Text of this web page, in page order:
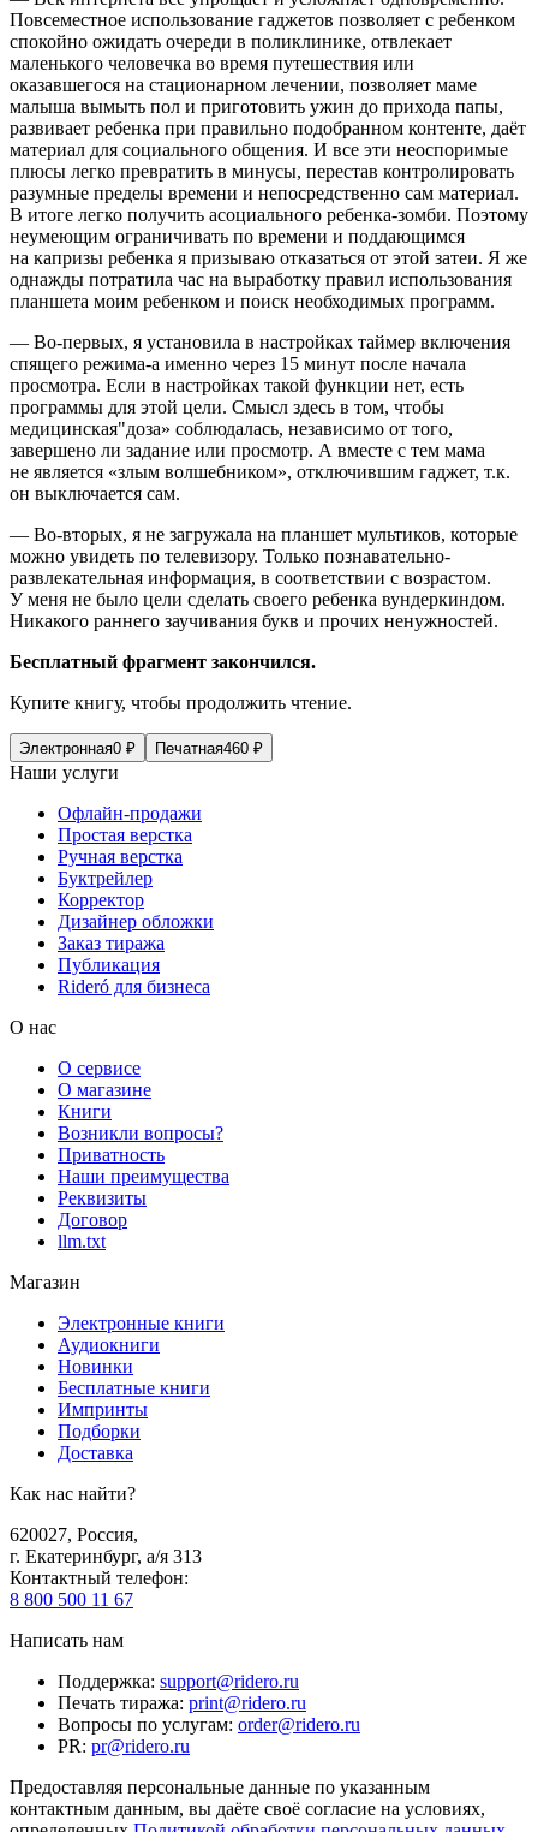
Повсеместное использование гаджетов позволяет с ребенком
спокойно ожидать очереди в поликлинике, отвлекает
маленького человечка во время путешествия или
оказавшегося на стационарном лечении, позволяет маме
малыша вымыть пол и приготовить ужин до прихода папы,
развивает ребенка при правильно подобранном контенте, даёт
материал для социального общения. И все эти неоспоримые
плюсы легко превратить в минусы, перестав контролировать
разумные пределы времени и непосредственно сам материал.
В итоге легко получить асоциального ребенка-зомби. Поэтому
неумеющим ограничивать по времени и поддающимся
на капризы ребенка я призываю отказаться от этой затеи. Я же
однажды потратила час на выработку правил использования
планшета моим ребенком и поиск необходимых программ.
— Во-первых, я установила в настройках таймер включения
спящего режима-а именно через 15 минут после начала
просмотра. Если в настройках такой функции нет, есть
программы для этой цели. Смысл здесь в том, чтобы
медицинская"доза» соблюдалась, независимо от того,
завершено ли задание или просмотр. А вместе с тем мама
не является «злым волшебником», отключившим гаджет, т.к.
он выключается сам.
— Во-вторых, я не загружала на планшет мультиков, которые
можно увидеть по телевизору. Только познавательно-
развлекательная информация, в соответствии с возрастом.
У меня не было цели сделать своего ребенка вундеркиндом.
Никакого раннего заучивания букв и прочих ненужностей.
Бесплатный фрагмент закончился.
Купите книгу, чтобы продолжить чтение.
Электронная0 ₽ Печатная460 ₽
Наши услуги
Офлайн-продажи
Простая верстка
Ручная верстка
Буктрейлер
Корректор
Дизайнер обложки
Заказ тиража
Публикация
Rideró для бизнеса
О нас
О сервисе
О магазине
Книги
Возникли вопросы?
Приватность
Наши преимущества
Реквизиты
Договор
llm.txt
Магазин
Электронные книги
Аудиокниги
Новинки
Бесплатные книги
Импринты
Подборки
Доставка
Как нас найти?
620027, Россия,
г. Екатеринбург, а/я 313
Контактный телефон:
8 800 500 11 67
Написать нам
Поддержка: support@ridero.ru
Печать тиража: print@ridero.ru
Вопросы по услугам: order@ridero.ru
PR: pr@ridero.ru
Предоставляя персональные данные по указанным
контактным данным, вы даёте своё согласие на условиях,